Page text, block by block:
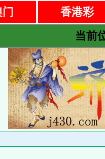
香港彩
当前